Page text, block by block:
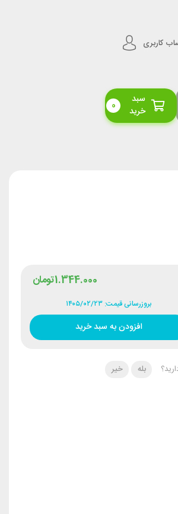
کاربری
سبد
خرید
0
تومان1.344.000
بروزرسانی قیمت: ۱۴۰۵/۰۲/۲۳
افزودن به سبد خرید
بله خیر